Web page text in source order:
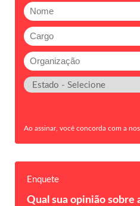
Ao assinar, você concorda com a
Enquete
Qual sua opinião sobre